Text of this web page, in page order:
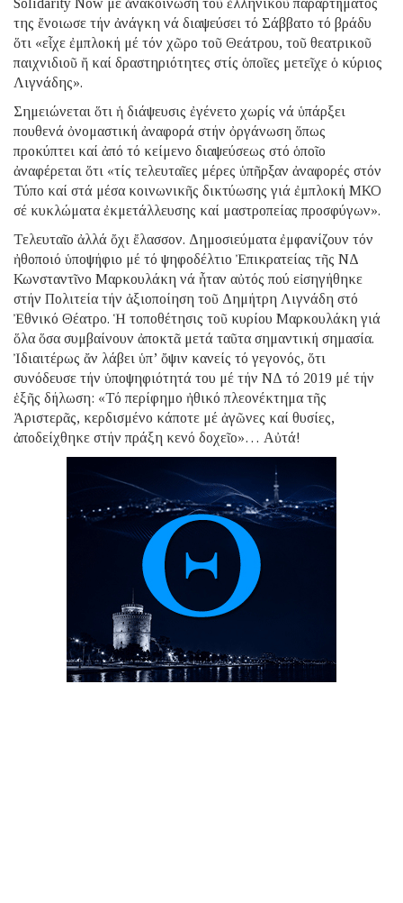
της ἔνοιωσε τήν ἀνάγκη νά διαψεύσει τό Σάββατο τό βράδυ
ὅτι «εἶχε ἐμπλοκή μέ τόν χῶρο τοῦ Θεάτρου, τοῦ θεατρικοῦ
παιχνιδιοῦ ἤ καί δραστηριότητες στίς ὁποῖες μετεῖχε ὁ κύριος
Λιγνάδης».
Σημειώνεται ὅτι ἡ διάψευσις ἐγένετο χωρίς νά ὑπάρξει
πουθενά ὀνομαστική ἀναφορά στήν ὀργάνωση ὅπως
προκύπτει καί ἀπό τό κείμενο διαψεύσεως στό ὁποῖο
ἀναφέρεται ὅτι «τίς τελευταῖες μέρες ὑπῆρξαν ἀναφορές στόν
Τύπο καί στά μέσα κοινωνικῆς δικτύωσης γιά ἐμπλοκή ΜΚΟ
σέ κυκλώματα ἐκμετάλλευσης καί μαστροπείας προσφύγων».
Τελευταῖο ἀλλά ὄχι ἔλασσον. Δημοσιεύματα ἐμφανίζουν τόν
ἠθοποιό ὑποψήφιο μέ τό ψηφοδέλτιο Ἐπικρατείας τῆς ΝΔ
Κωνσταντῖνο Μαρκουλάκη νά ἦταν αὐτός πού εἰσηγήθηκε
στήν Πολιτεία τήν ἀξιοποίηση τοῦ Δημήτρη Λιγνάδη στό
Ἐθνικό Θέατρο. Ἡ τοποθέτησις τοῦ κυρίου Μαρκουλάκη γιά
ὅλα ὅσα συμβαίνουν ἀποκτᾶ μετά ταῦτα σημαντική σημασία.
Ἰδιαιτέρως ἄν λάβει ὑπ’ ὄψιν κανείς τό γεγονός, ὅτι
συνόδευσε τήν ὑποψηφιότητά του μέ τήν ΝΔ τό 2019 μέ τήν
ἑξῆς δήλωση: «Τό περίφημο ἠθικό πλεονέκτημα τῆς
Ἀριστερᾶς, κερδισμένο κάποτε μέ ἀγῶνες καί θυσίες,
ἀποδείχθηκε στήν πράξη κενό δοχεῖο»… Αὐτά!